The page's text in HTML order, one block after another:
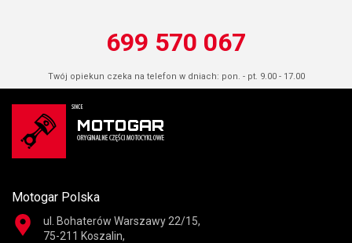
699 570 067
Twój opiekun czeka na telefon w dniach: pon. - pt. 9.00 - 17.00
Motogar Polska
ul. Bohaterów Warszawy 22/15,
75-211 Koszalin,